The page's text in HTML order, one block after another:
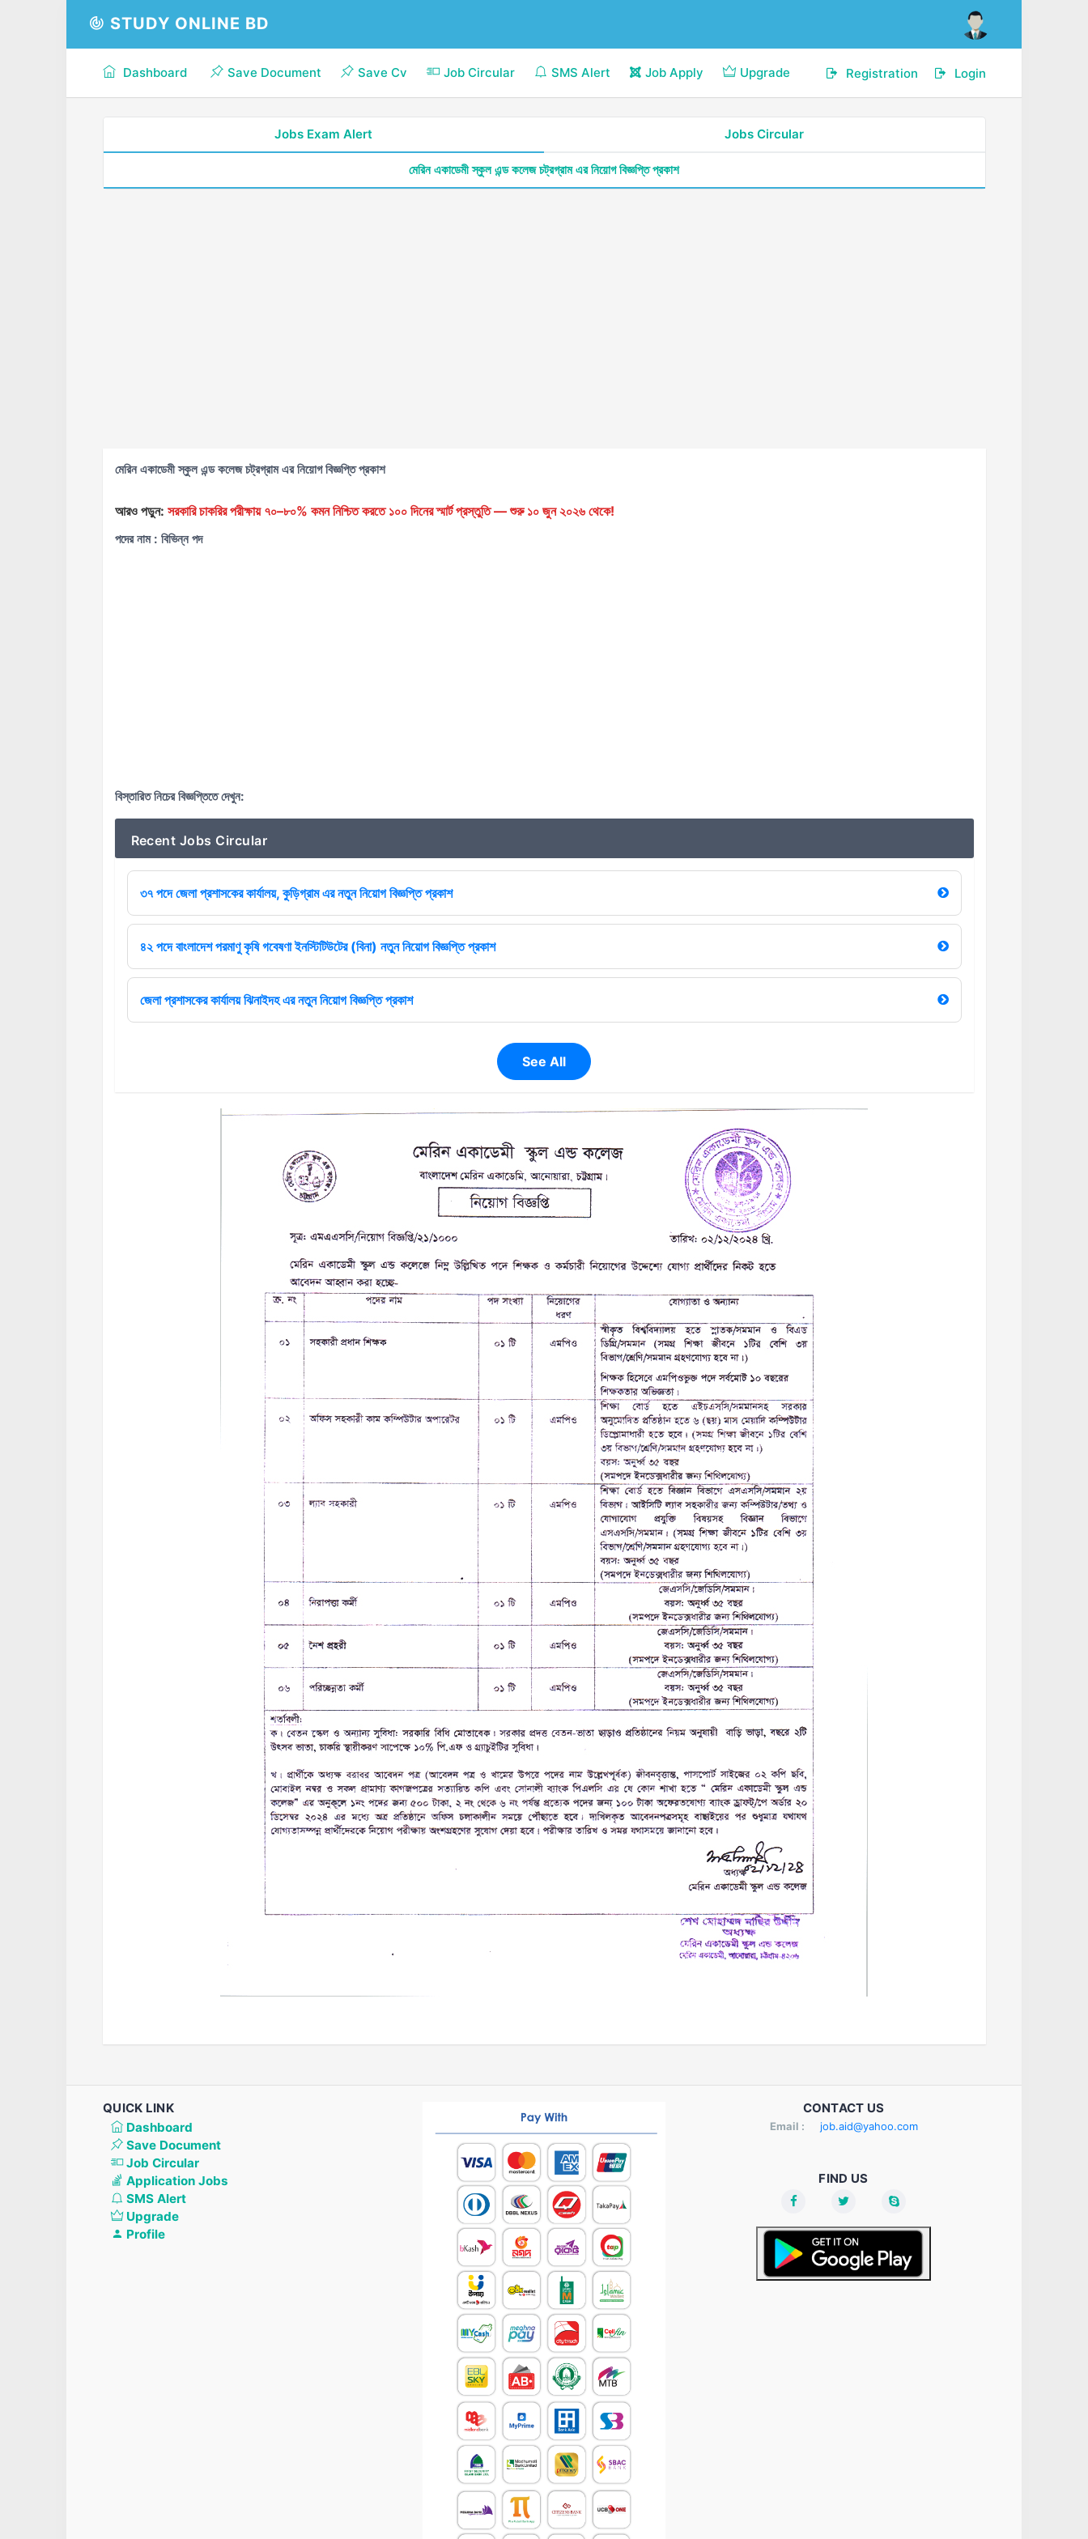
STUDY ONLINE BD
Dashboard Save Document Save Cv Job Circular SMS Alert Job Apply Upgrade Login
Registration
Jobs Exam Alert Jobs Circular
মেরিন একাডেমী স্কুল এন্ড কলেজ চট্রগ্রাম এর নিয়োগ বিজ্ঞপ্তি প্রকাশ
মেরিন একাডেমী স্কুল এন্ড কলেজ চট্রগ্রাম এর নিয়োগ বিজ্ঞপ্তি প্রকাশ
আরও পড়ুন: সরকারি চাকরির পরীক্ষায় ৭০–৮০% কমন নিশ্চিত করতে ১০০ দিনের স্মার্ট প্রস্তুতি — শুরু ১০ জুন ২০২৬ থেকে!
পদের নাম : বিভিন্ন পদ
বিস্তারিত নিচের বিজ্ঞপ্তিতে দেখুন:
Recent Jobs Circular
৩৭ পদে জেলা প্রশাসকের কার্যালয়, কুড়িগ্রাম এর নতুন নিয়োগ বিজ্ঞপ্তি প্রকাশ
৪২ পদে বাংলাদেশ পরমাণু কৃষি গবেষণা ইনস্টিটিউটের (বিনা) নতুন নিয়োগ বিজ্ঞপ্তি প্রকাশ
জেলা প্রশাসকের কার্যালয় ঝিনাইদহ এর নতুন নিয়োগ বিজ্ঞপ্তি প্রকাশ
See All
QUICK LINK
Dashboard
Save Document
Job Circular
Application Jobs
SMS Alert
Upgrade
Profile
CONTACT US
Email : job.aid@yahoo.com
FIND US